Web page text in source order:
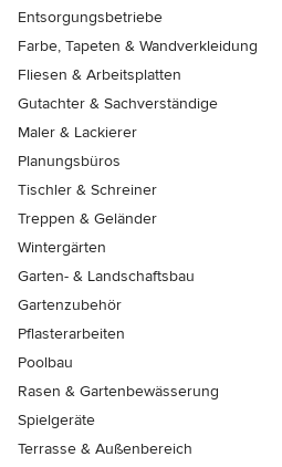
Entsorgungsbetriebe
Farbe, Tapeten & Wandverkleidung
Fliesen & Arbeitsplatten
Gutachter & Sachverständige
Maler & Lackierer
Planungsbüros
Tischler & Schreiner
Treppen & Geländer
Wintergärten
Garten- & Landschaftsbau
Gartenzubehör
Pflasterarbeiten
Poolbau
Rasen & Gartenbewässerung
Spielgeräte
Terrasse & Außenbereich